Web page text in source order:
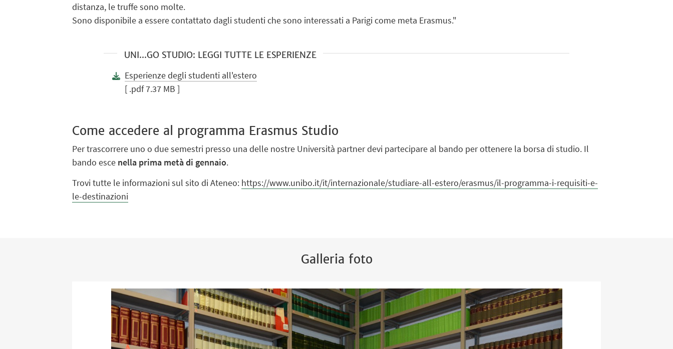
distanza, le truffe sono molte.
Sono disponibile a essere contattato dagli studenti che sono interessati a Parigi come meta Erasmus."
UNI...GO STUDIO: LEGGI TUTTE LE ESPERIENZE
Esperienze degli studenti all'estero
[ .pdf 7.37 MB ]
Come accedere al programma Erasmus Studio
Per trascorrere uno o due semestri presso una delle nostre Università partner devi partecipare al bando per ottenere la borsa di studio. Il
bando esce nella prima metà di gennaio.
Trovi tutte le informazioni sul sito di Ateneo: https://www.unibo.it/it/internazionale/studiare-all-estero/erasmus/il-programma-i-requisiti-e-
le-destinazioni
Galleria foto